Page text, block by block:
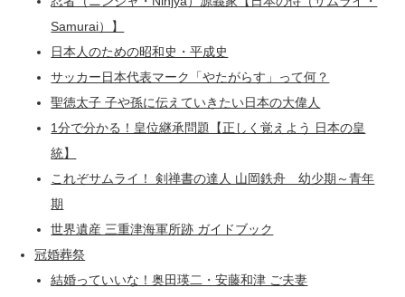
Samurai）】
日本人のための昭和史・平成史
サッカー日本代表マーク「やたがらす」って何？
聖徳太子 子や孫に伝えていきたい日本の大偉人
1分で分かる！皇位継承問題【正しく覚えよう 日本の皇
統】
これぞサムライ！ 剣禅書の達人 山岡鉄舟 幼少期～青年
期
世界遺産 三重津海軍所跡 ガイドブック
冠婚葬祭
結婚っていいな！奥田瑛二・安藤和津 ご夫妻